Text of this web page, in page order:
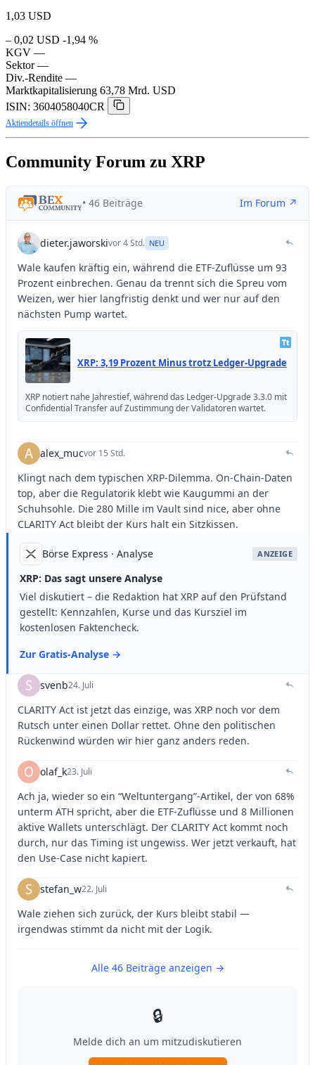
1,03 USD
– 0,02 USD -1,94 %
KGV —
Sektor —
Div.-Rendite —
Marktkapitalisierung 63,78 Mrd. USD
ISIN: 3604058040CR
Aktiendetails öffnen
Community Forum zu XRP